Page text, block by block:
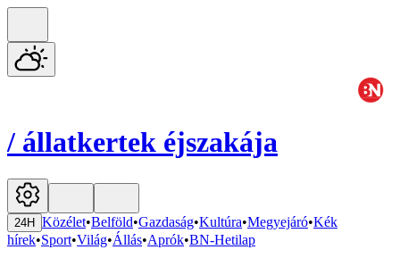
/ állatkertek éjszakája
24H Közélet•Belföld•Gazdaság•Kultúra•Megyejáró•Kék
hírek•Sport•Világ•Állás•Aprók•BN-Hetilap